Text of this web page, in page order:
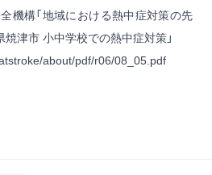
機構「地域における熱中症対策の先
津市 小中学校での熱中症対策」
about/pdf/r06/08_05.pdf